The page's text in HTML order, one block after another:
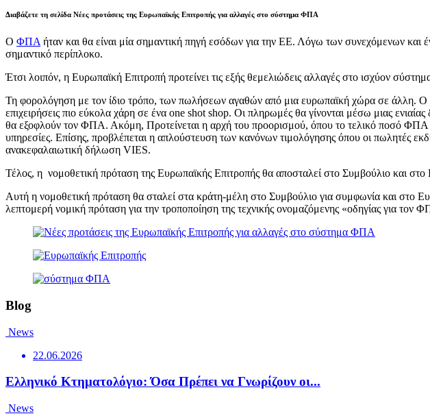
Διαβάζετε τη σελίδα Νέες προτάσεις της Ευρωπαϊκής Επιτροπής για αλλαγές στο σύστημα ΦΠΑ
Ο ΦΠΑ ήταν και θα είναι μία σημαντική πηγή εσόδων για την ΕΕ. Λόγω των συνεχόμενων
σημαντικό περίπλοκο.
Έτσι λοιπόν, η Ευρωπαϊκή Επιτροπή προτείνει τις εξής θεμελιώδεις αλλαγές στο ισχύον
Τη φορολόγηση με τον ίδιο τρόπο, των πωλήσεων αγαθών από μια ευρωπαϊκή χώρα σε άλλη.
επιχειρήσεις πιο εύκολα χάρη σε ένα one shot shop. Οι πληρωμές θα γίνονται μέσω μιας
θα εξοφλούν τον ΦΠΑ. Ακόμη, Προτείνεται η αρχή του προορισμού, όπου το τελικό ποσό ΦΠΑ
υπηρεσίες. Επίσης, προβλέπεται η απλούστευση των κανόνων τιμολόγησης όπου οι πωλητές
ανακεφαλαιωτική δήλωση VIES.
Τέλος, η νομοθετική πρόταση της Ευρωπαϊκής Επιτροπής θα αποσταλεί στο Συμβούλιο και
Αυτή η νομοθετική πρόταση θα σταλεί στα κράτη-μέλη στο Συμβούλιο για συμφωνία και στο
λεπτομερή νομική πρόταση για την τροποποίηση της τεχνικής ονομαζόμενης «οδηγίας για
Blog
News
22.06.2026
Ελληνικό Κτηματολόγιο: Όσα Πρέπει να Γνωρίζουν οι...
News